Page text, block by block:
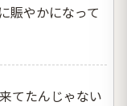
賑やかになって
てたんじゃない